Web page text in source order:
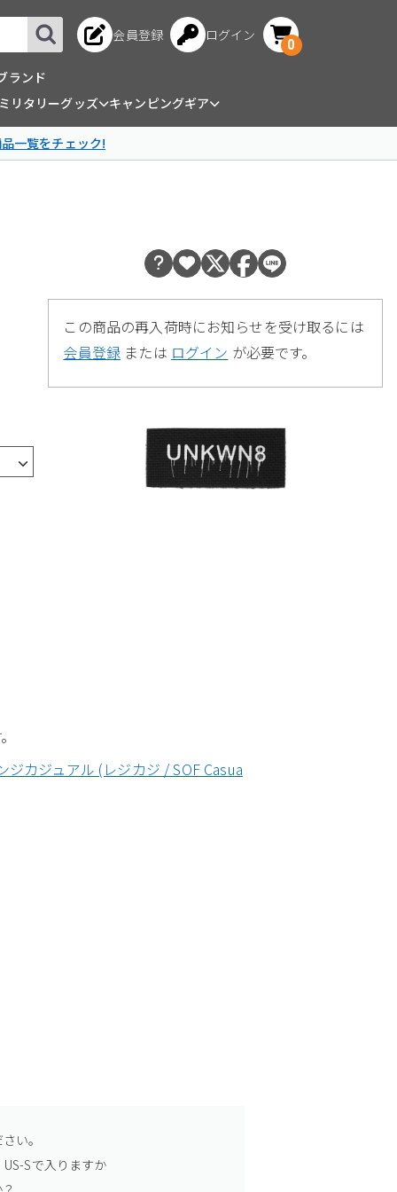
会員登録 ログイン
0
ランド
リタリーグッズ
キャンピングギア
一覧をチェック!
この商品の再入荷時にお知らせを受け取るには
会員登録 または ログイン が必要です。
ジカジュアル (レジカジ / SOF Casua
い。
Sで入りますか